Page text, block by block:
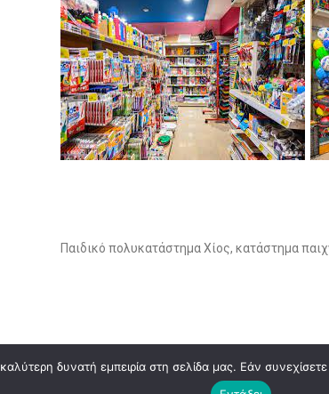
Παιδικό πολυκατάστημα Χίος, κατάστημα
δυνατή εμπειρία στη σελίδα μας. Εάν